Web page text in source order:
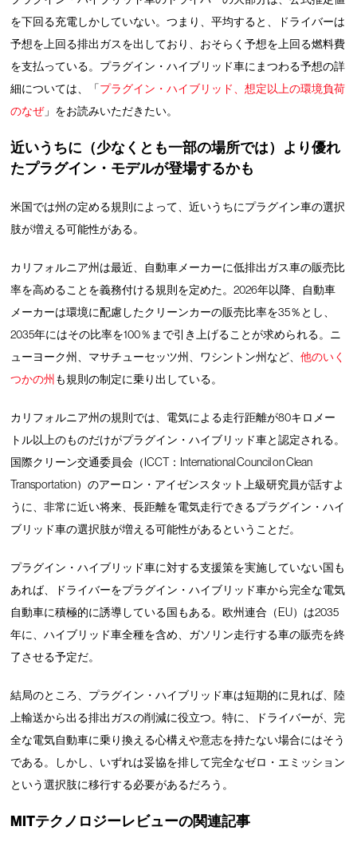
を下回る充電しかしていない。つまり、平均すると、ドライバーは
予想を上回る排出ガスを出しており、おそらく予想を上回る燃料費
を支払っている。プラグイン・ハイブリッド車にまつわる予想の詳
細については、「プラグイン・ハイブリッド、想定以上の環境負荷
のなぜ」をお読みいただきたい。
近いうちに（少なくとも一部の場所では）より優れ
たプラグイン・モデルが登場するかも
米国では州の定める規則によって、近いうちにプラグイン車の選択
肢が増える可能性がある。
カリフォルニア州は最近、自動車メーカーに低排出ガス車の販売比
率を高めることを義務付ける規則を定めた。2026年以降、自動車
メーカーは環境に配慮したクリーンカーの販売比率を35％とし、
2035年にはその比率を100％まで引き上げることが求められる。ニ
ューヨーク州、マサチューセッツ州、ワシントン州など、他のいく
つかの州 も規則の制定に乗り出している。
カリフォルニア州の規則では、電気による走行距離が80キロメー
トル以上のものだけがプラグイン・ハイブリッド車と認定される。
国際クリーン交通委員会（ICCT：International Council on Clean
Transportation）のアーロン・アイゼンスタット上級研究員が話すよ
うに、非常に近い将来、長距離を電気走行できるプラグイン・ハイ
ブリッド車の選択肢が増える可能性があるということだ。
プラグイン・ハイブリッド車に対する支援策を実施していない国も
あれば、ドライバーをプラグイン・ハイブリッド車から完全な電気
自動車に積極的に誘導している国もある。欧州連合（EU）は2035
年に、ハイブリッド車全種を含め、ガソリン走行する車の販売を終
了させる予定だ。
結局のところ、プラグイン・ハイブリッド車は短期的に見れば、陸
上輸送から出る排出ガスの削減に役立つ。特に、ドライバーが、完
全な電気自動車に乗り換える心構えや意志を持たない場合にはそう
である。しかし、いずれは妥協を排して完全なゼロ・エミッション
という選択肢に移行する必要があるだろう。
MITテクノロジーレビューの関連記事